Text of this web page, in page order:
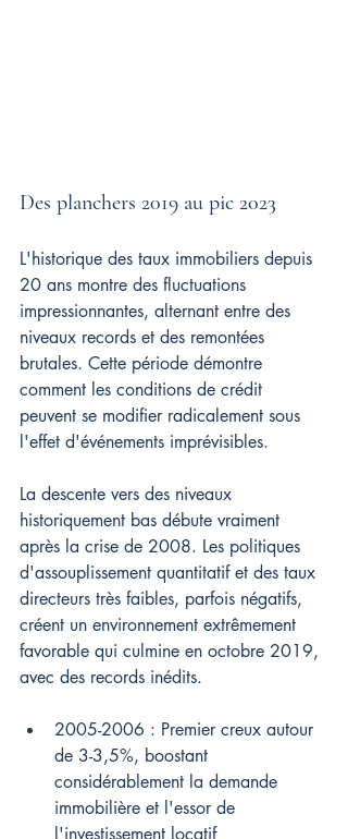
Des planchers 2019 au pic 2023
L'historique des taux immobiliers depuis
20 ans montre des fluctuations
impressionnantes, alternant entre des
niveaux records et des remontées
brutales. Cette période démontre
comment les conditions de crédit
peuvent se modifier radicalement sous
l'effet d'événements imprévisibles.
La descente vers des niveaux
historiquement bas débute vraiment
après la crise de 2008. Les politiques
d'assouplissement quantitatif et des taux
directeurs très faibles, parfois négatifs,
créent un environnement extrêmement
favorable qui culmine en octobre 2019,
avec des records inédits.
2005-2006 : Premier creux autour
de 3-3,5%, boostant
considérablement la demande
immobilière et l'essor de
l'investissement locatif